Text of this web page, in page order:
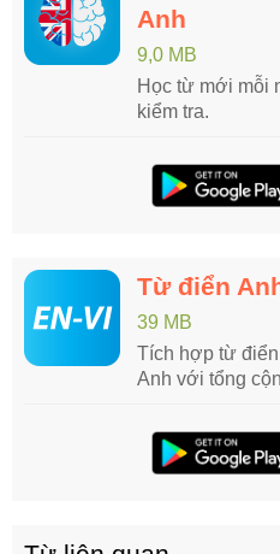
Anh
9,0 MB
Học từ mới mỗi
kiểm tra.
Từ điển
39 MB
Tích hợp từ
Anh với tổng